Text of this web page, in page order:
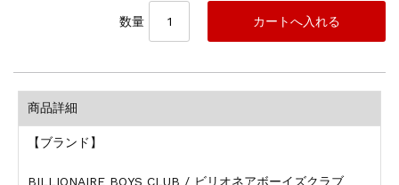
数量
商品詳細
【ブランド】
BILLIONAIRE BOYS CLUB / ビリオネアボーイズクラブ